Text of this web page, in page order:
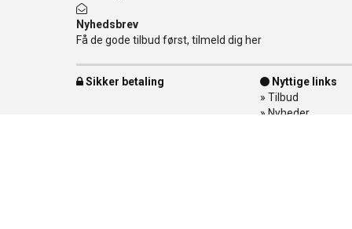
Nyhedsbrev
Få de gode tilbud først, tilmeld dig her
Sikker betaling
Nyttige links
» Tilbud
» Nyheder